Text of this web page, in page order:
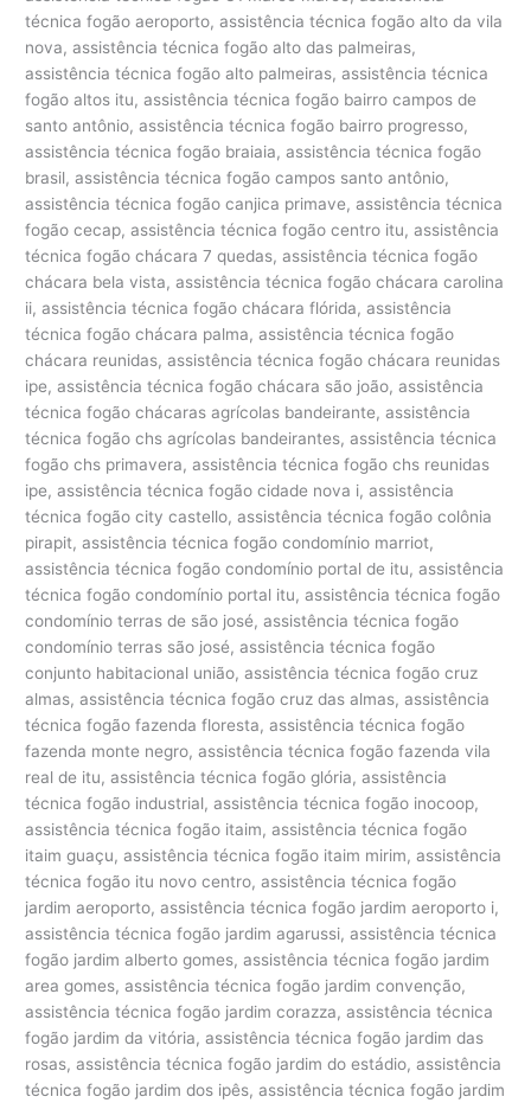
técnica fogão aeroporto, assistência técnica fogão alto da vila
nova, assistência técnica fogão alto das palmeiras,
assistência técnica fogão alto palmeiras, assistência técnica
fogão altos itu, assistência técnica fogão bairro campos de
santo antônio, assistência técnica fogão bairro progresso,
assistência técnica fogão braiaia, assistência técnica fogão
brasil, assistência técnica fogão campos santo antônio,
assistência técnica fogão canjica primave, assistência técnica
fogão cecap, assistência técnica fogão centro itu, assistência
técnica fogão chácara 7 quedas, assistência técnica fogão
chácara bela vista, assistência técnica fogão chácara carolina
ii, assistência técnica fogão chácara flórida, assistência
técnica fogão chácara palma, assistência técnica fogão
chácara reunidas, assistência técnica fogão chácara reunidas
ipe, assistência técnica fogão chácara são joão, assistência
técnica fogão chácaras agrícolas bandeirante, assistência
técnica fogão chs agrícolas bandeirantes, assistência técnica
fogão chs primavera, assistência técnica fogão chs reunidas
ipe, assistência técnica fogão cidade nova i, assistência
técnica fogão city castello, assistência técnica fogão colônia
pirapit, assistência técnica fogão condomínio marriot,
assistência técnica fogão condomínio portal de itu, assistência
técnica fogão condomínio portal itu, assistência técnica fogão
condomínio terras de são josé, assistência técnica fogão
condomínio terras são josé, assistência técnica fogão
conjunto habitacional união, assistência técnica fogão cruz
almas, assistência técnica fogão cruz das almas, assistência
técnica fogão fazenda floresta, assistência técnica fogão
fazenda monte negro, assistência técnica fogão fazenda vila
real de itu, assistência técnica fogão glória, assistência
técnica fogão industrial, assistência técnica fogão inocoop,
assistência técnica fogão itaim, assistência técnica fogão
itaim guaçu, assistência técnica fogão itaim mirim, assistência
técnica fogão itu novo centro, assistência técnica fogão
jardim aeroporto, assistência técnica fogão jardim aeroporto i,
assistência técnica fogão jardim agarussi, assistência técnica
fogão jardim alberto gomes, assistência técnica fogão jardim
area gomes, assistência técnica fogão jardim convenção,
assistência técnica fogão jardim corazza, assistência técnica
fogão jardim da vitória, assistência técnica fogão jardim das
rosas, assistência técnica fogão jardim do estádio, assistência
técnica fogão jardim dos ipês, assistência técnica fogão jardim